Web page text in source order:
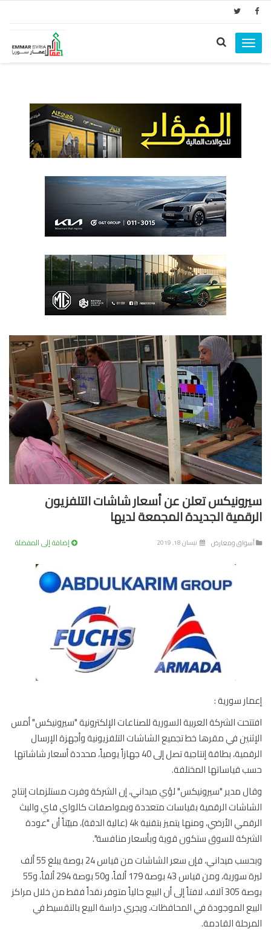
Toggle
navigation
تعلن عن أسعار شاشات التلفزيون
الجديدة المجمعة لديها
ومعارض نيسان 18, 2019 إضافة إلى المفضلة
سورية :
الشركة العربية السورية للصناعات الإلكترونية "سيرونيكس" أمس
في مقرها خط تجميع الشاشات التلفزيونية وأجهزة الإرسال
الرقمية، بطاقة إنتاجية تصل إلى 40 جهازاً يومياً، محددة أسعار شاشاتها
قياساتها المختلفة.
مدير "سيرونيكس" لؤي ميداني، إن الشركة وفرت مستلزمات إنتاج
الرقمية بقياسات متعددة وبمواصفات كالواي فاي والبث
الرقمي الأرضي، ومنها يتميز بتقنية 4k (عالية الدقة)، مبيّناً أن "عودة
للسوق ستكون قوية وبأسعار منافسة".
وبحسب ميداني، فإن سعر الشاشات من قياس 24 بوصة يبلغ 55 ألف
ليرة سورية، ومن قياس 43 بوصة 179 ألفاً، و50 بوصة 294 ألفاً، و55
بوصة 305 آلاف، لافتاً إلى أن البيع حالياً متوفر نقداً فقط من خلال مراكز
الموجودة في المحافظات، ويجري دراسة البيع بالتقسيط في
القادمة.